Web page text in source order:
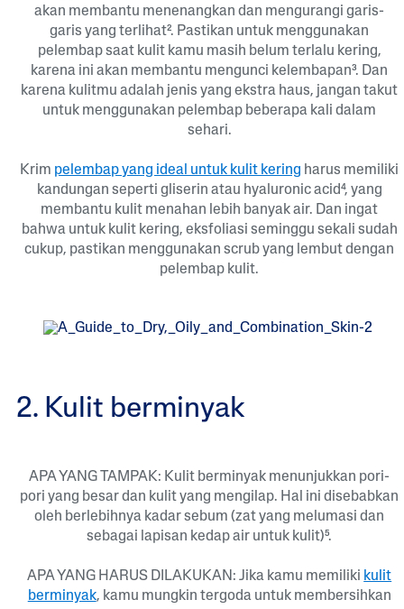
akan membantu menenangkan dan mengurangi garis-
garis yang terlihat². Pastikan untuk menggunakan
pelembap saat kulit kamu masih belum terlalu kering,
karena ini akan membantu mengunci kelembapan³. Dan
karena kulitmu adalah jenis yang ekstra haus, jangan takut
untuk menggunakan pelembap beberapa kali dalam
sehari.
Krim pelembap yang ideal untuk kulit kering harus memiliki
kandungan seperti gliserin atau hyaluronic acid⁴, yang
membantu kulit menahan lebih banyak air. Dan ingat
bahwa untuk kulit kering, eksfoliasi seminggu sekali sudah
cukup, pastikan menggunakan scrub yang lembut dengan
pelembap kulit.
2. Kulit berminyak
APA YANG TAMPAK: Kulit berminyak menunjukkan pori-
pori yang besar dan kulit yang mengilap. Hal ini disebabkan
oleh berlebihnya kadar sebum (zat yang melumasi dan
sebagai lapisan kedap air untuk kulit)⁵.
APA YANG HARUS DILAKUKAN: Jika kamu memiliki kulit
berminyak, kamu mungkin tergoda untuk membersihkan